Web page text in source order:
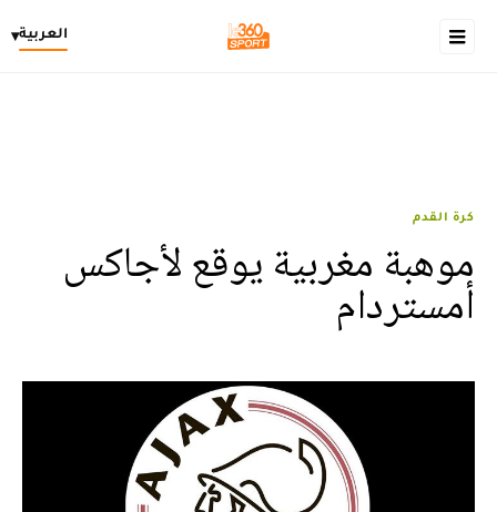
العربية▾
كرة القدم
موهبة مغربية يوقع لأجاكس
أمستردام